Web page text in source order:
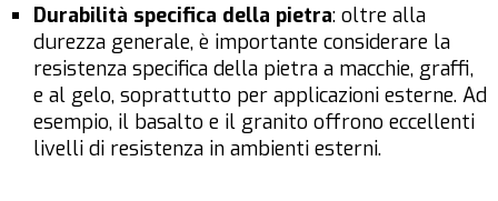
Durabilità specifica della pietra: oltre alla
durezza generale, è importante considerare la
resistenza specifica della pietra a macchie, graffi,
e al gelo, soprattutto per applicazioni esterne. Ad
esempio, il basalto e il granito offrono eccellenti
livelli di resistenza in ambienti esterni.